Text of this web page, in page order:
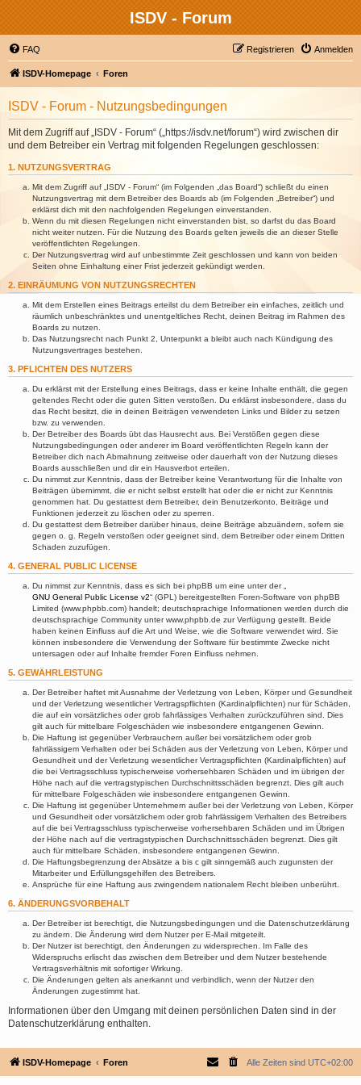
ISDV - Forum
FAQ Anmelden
Registrieren
ISDV-Homepage Foren
ISDV - Forum - Nutzungsbedingungen
Mit dem Zugriff auf „ISDV - Forum“ („https://isdv.net/forum“) wird zwischen dir
und dem Betreiber ein Vertrag mit folgenden Regelungen geschlossen:
1. NUTZUNGSVERTRAG
Mit dem Zugriff auf „ISDV - Forum“ (im Folgenden „das Board“) schließt du einen
Nutzungsvertrag mit dem Betreiber des Boards ab (im Folgenden „Betreiber“) und
erklärst dich mit den nachfolgenden Regelungen einverstanden.
Wenn du mit diesen Regelungen nicht einverstanden bist, so darfst du das Board
nicht weiter nutzen. Für die Nutzung des Boards gelten jeweils die an dieser Stelle
veröffentlichten Regelungen.
Der Nutzungsvertrag wird auf unbestimmte Zeit geschlossen und kann von beiden
Seiten ohne Einhaltung einer Frist jederzeit gekündigt werden.
2. EINRÄUMUNG VON NUTZUNGSRECHTEN
Mit dem Erstellen eines Beitrags erteilst du dem Betreiber ein einfaches, zeitlich und
räumlich unbeschränktes und unentgeltliches Recht, deinen Beitrag im Rahmen des
Boards zu nutzen.
Das Nutzungsrecht nach Punkt 2, Unterpunkt a bleibt auch nach Kündigung des
Nutzungsvertrages bestehen.
3. PFLICHTEN DES NUTZERS
Du erklärst mit der Erstellung eines Beitrags, dass er keine Inhalte enthält, die gegen
geltendes Recht oder die guten Sitten verstoßen. Du erklärst insbesondere, dass du
das Recht besitzt, die in deinen Beiträgen verwendeten Links und Bilder zu setzen
bzw. zu verwenden.
Der Betreiber des Boards übt das Hausrecht aus. Bei Verstößen gegen diese
Nutzungsbedingungen oder anderer im Board veröffentlichten Regeln kann der
Betreiber dich nach Abmahnung zeitweise oder dauerhaft von der Nutzung dieses
Boards ausschließen und dir ein Hausverbot erteilen.
Du nimmst zur Kenntnis, dass der Betreiber keine Verantwortung für die Inhalte von
Beiträgen übernimmt, die er nicht selbst erstellt hat oder die er nicht zur Kenntnis
genommen hat. Du gestattest dem Betreiber, dein Benutzerkonto, Beiträge und
Funktionen jederzeit zu löschen oder zu sperren.
Du gestattest dem Betreiber darüber hinaus, deine Beiträge abzuändern, sofern sie
gegen o. g. Regeln verstoßen oder geeignet sind, dem Betreiber oder einem Dritten
Schaden zuzufügen.
4. GENERAL PUBLIC LICENSE
Du nimmst zur Kenntnis, dass es sich bei phpBB um eine unter der „
GNU General Public License v2“ (GPL) bereitgestellten Foren-Software von phpBB
Limited (www.phpbb.com) handelt; deutschsprachige Informationen werden durch die
deutschsprachige Community unter www.phpbb.de zur Verfügung gestellt. Beide
haben keinen Einfluss auf die Art und Weise, wie die Software verwendet wird. Sie
können insbesondere die Verwendung der Software für bestimmte Zwecke nicht
untersagen oder auf Inhalte fremder Foren Einfluss nehmen.
5. GEWÄHRLEISTUNG
Der Betreiber haftet mit Ausnahme der Verletzung von Leben, Körper und Gesundheit
und der Verletzung wesentlicher Vertragspflichten (Kardinalpflichten) nur für Schäden,
die auf ein vorsätzliches oder grob fahrlässiges Verhalten zurückzuführen sind. Dies
gilt auch für mittelbare Folgeschäden wie insbesondere entgangenen Gewinn.
Die Haftung ist gegenüber Verbrauchern außer bei vorsätzlichem oder grob
fahrlässigem Verhalten oder bei Schäden aus der Verletzung von Leben, Körper und
Gesundheit und der Verletzung wesentlicher Vertragspflichten (Kardinalpflichten) auf
die bei Vertragsschluss typischerweise vorhersehbaren Schäden und im übrigen der
Höhe nach auf die vertragstypischen Durchschnittsschäden begrenzt. Dies gilt auch
für mittelbare Folgeschäden wie insbesondere entgangenen Gewinn.
Die Haftung ist gegenüber Unternehmern außer bei der Verletzung von Leben, Körper
und Gesundheit oder vorsätzlichem oder grob fahrlässigem Verhalten des Betreibers
auf die bei Vertragsschluss typischerweise vorhersehbaren Schäden und im Übrigen
der Höhe nach auf die vertragstypischen Durchschnittsschäden begrenzt. Dies gilt
auch für mittelbare Schäden, insbesondere entgangenen Gewinn.
Die Haftungsbegrenzung der Absätze a bis c gilt sinngemäß auch zugunsten der
Mitarbeiter und Erfüllungsgehilfen des Betreibers.
Ansprüche für eine Haftung aus zwingendem nationalem Recht bleiben unberührt.
6. ÄNDERUNGSVORBEHALT
Der Betreiber ist berechtigt, die Nutzungsbedingungen und die Datenschutzerklärung
zu ändern. Die Änderung wird dem Nutzer per E-Mail mitgeteilt.
Der Nutzer ist berechtigt, den Änderungen zu widersprechen. Im Falle des
Widerspruchs erlischt das zwischen dem Betreiber und dem Nutzer bestehende
Vertragsverhältnis mit sofortiger Wirkung.
Die Änderungen gelten als anerkannt und verbindlich, wenn der Nutzer den
Änderungen zugestimmt hat.
Informationen über den Umgang mit deinen persönlichen Daten sind in der
Datenschutzerklärung enthalten.
ISDV-Homepage Foren Alle Zeiten sind UTC+02:00